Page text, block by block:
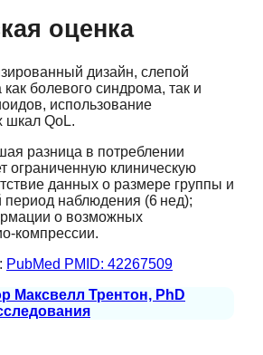
оценка
дизайн, слепой
как болевого синдрома, так и
использование
шкал QoL.
разница в потреблении
ограниченную клиническую
данных о размере группы и
период наблюдения (6 нед);
о возможных
PubMed PMID: 42267509
Максвелл Трентон, PhD